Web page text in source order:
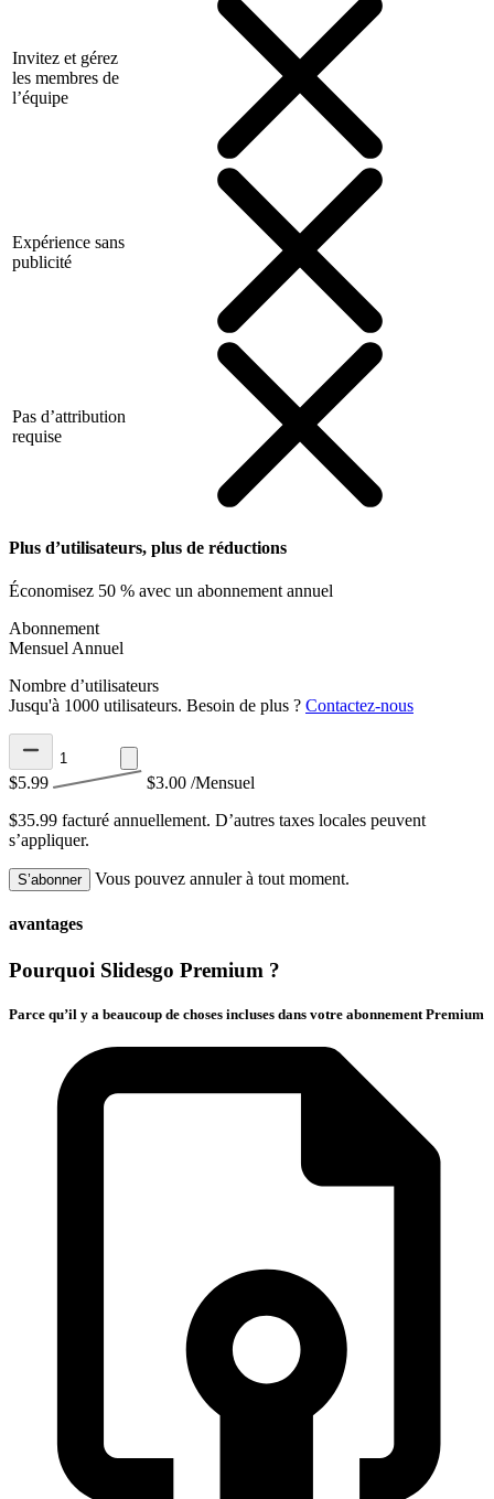
Invitez et gérez
les membres de
l’équipe
Expérience sans
publicité
Pas d’attribution
requise
Plus d’utilisateurs, plus de réductions
Économisez 50 % avec un abonnement annuel
Abonnement
Mensuel Annuel
Nombre d’utilisateurs
Jusqu'à 1000 utilisateurs. Besoin de plus ? Contactez-nous
$5.99 $3.00 /Mensuel
$35.99 facturé annuellement. D’autres taxes locales peuvent
s’appliquer.
S’abonner Vous pouvez annuler à tout moment.
avantages
Pourquoi Slidesgo Premium ?
Parce qu’il y a beaucoup de choses incluses dans votre abonnement Premium